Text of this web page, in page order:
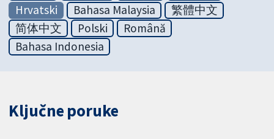
Hrvatski
Bahasa Malaysia
繁體中文
简体中文
Polski
Română
Bahasa Indonesia
Ključne poruke